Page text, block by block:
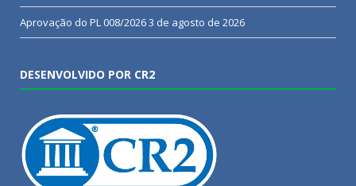
Aprovação do PL 008/20263 de agosto de 2026
DESENVOLVIDO POR CR2